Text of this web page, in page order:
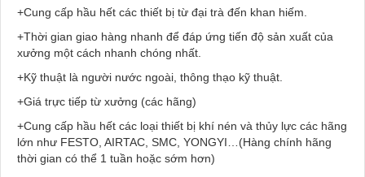
+Cung cấp hầu hết các thiết bị từ đại trà đến khan hiếm.
+Thời gian giao hàng nhanh để đáp ứng tiến độ sản xuất của
xưởng một cách nhanh chóng nhất.
+Kỹ thuật là người nước ngoài, thông thạo kỹ thuật.
+Giá trực tiếp từ xưởng (các hãng)
+Cung cấp hầu hết các loại thiết bị khí nén và thủy lực các hãng
lớn như FESTO, AIRTAC, SMC, YONGYI…(Hàng chính hãng
thời gian có thể 1 tuần hoặc sớm hơn)